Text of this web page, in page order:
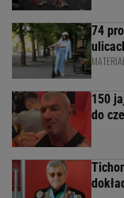
74
150
do